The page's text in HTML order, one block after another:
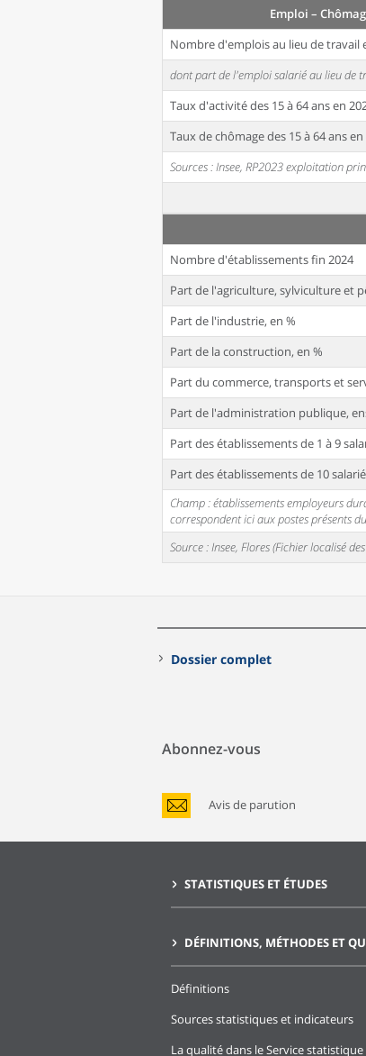
Emploi –
Nombre d'emplois au lieu de travail
dont part de l'emploi salarié au lieu de
Taux d'activité des 15 à 64 ans en
Taux de chômage des 15 à 64 ans en
Sources : Insee, RP2023 exploitation
Nombre d'établissements fin 2024
Part de l'agriculture, sylviculture et
Part de l'industrie, en %
Part de la construction, en %
Part du commerce, transports et
Part de l'administration publique,
Part des établissements de 1 à 9
Part des établissements de 10
Champ : établissements employeurs
correspondent ici aux postes présents
Source : Insee, Flores (Fichier localisé
Dossier complet
Abonnez-vous
Avis de parution
STATISTIQUES ET ÉTUDES
DÉFINITIONS, MÉTHODES ET
Définitions
Sources statistiques et indicateurs
La qualité dans le Service statistique